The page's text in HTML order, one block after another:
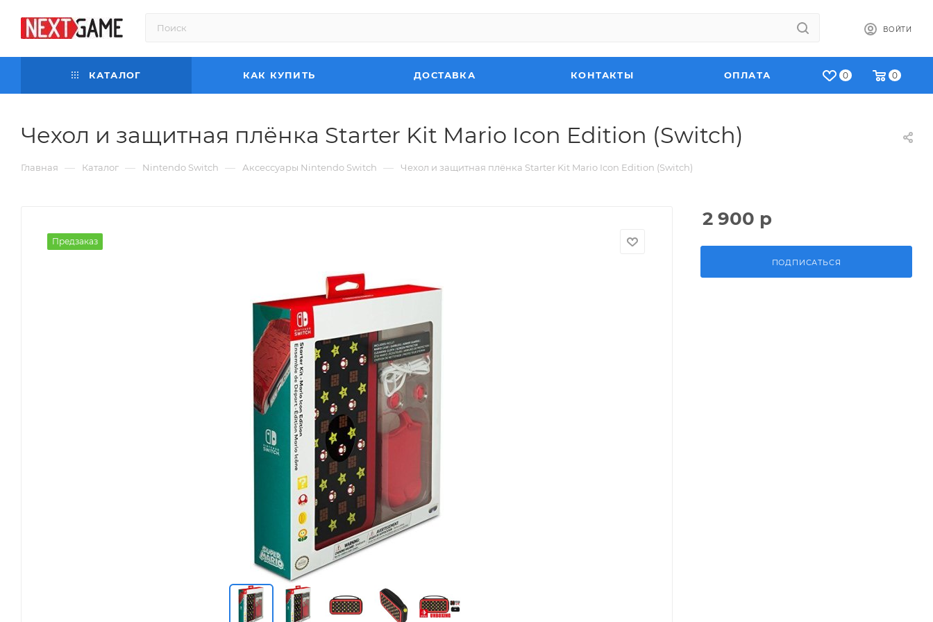
ВОЙТИ
0 0
КАТАЛОГ КАК КУПИТЬ ДОСТАВКА КОНТАКТЫ ОПЛАТА
Чехол и защитная плёнка Starter Kit Mario Icon Edition (Switch)
Главная — Каталог — Nintendo Switch — Аксессуары Nintendo Switch — Чехол и защитная плёнка Starter Kit Mario Icon Edition (Switch)
Предзаказ
2 900 р
ПОДПИСАТЬСЯ